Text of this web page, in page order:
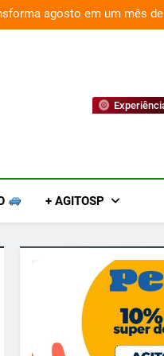
agosto em um mês
+ AGITOSP